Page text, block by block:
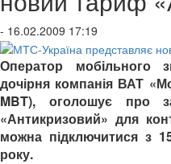
- 16.02.2009 17:19
Оператор мобільного
дочірня компанія ВАТ
MBT), оголошує про
«Антикризовий» для
можна підключитися з
року.